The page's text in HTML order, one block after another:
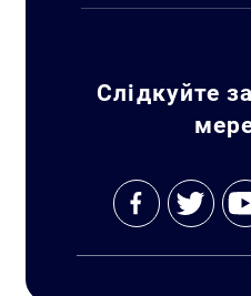
Слідкуйте